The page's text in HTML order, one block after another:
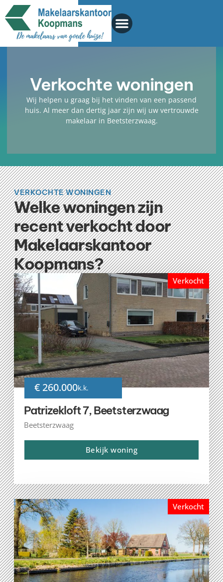
Verkochte woningen
Wij helpen u graag bij het vinden van een passend
huis. Al meer dan dertig jaar zijn wij uw vertrouwde
makelaar in Beetsterzwaag.
VERKOCHTE WONINGEN
Welke woningen zijn
recent verkocht door
Makelaarskantoor
Koopmans?
Verkocht
€ 260.000k.k.
Patrizekloft 7, Beetsterzwaag
Beetsterzwaag
Bekijk woning
Verkocht